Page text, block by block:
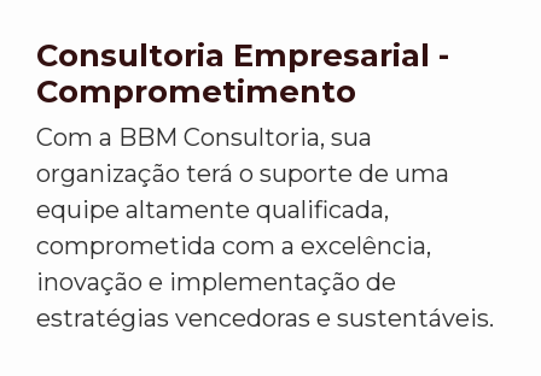
Consultoria Empresarial -
Comprometimento
Com a BBM Consultoria, sua
organização terá o suporte de uma
equipe altamente qualificada,
comprometida com a excelência,
inovação e implementação de
estratégias vencedoras e sustentáveis.